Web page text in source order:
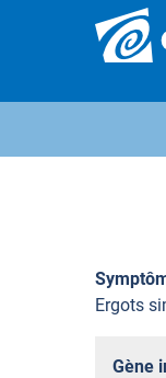
Ergots
Gène